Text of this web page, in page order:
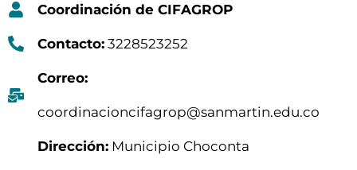
Coordinación de CIFAGROP
Contacto: 3228523252
Correo:
coordinacioncifagrop@sanmartin.edu.co
Dirección: Municipio Choconta